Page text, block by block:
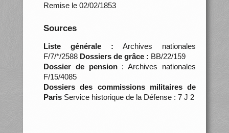
Remise le 02/02/1853
Sources
Liste générale : Archives nationales
F/7/*/2588 Dossiers de grâce : BB/22/159
Dossier de pension: Archives nationales
F/15/4085
Dossiers des commissions militaires de
ParisService historique de la Défense : 7 J 2